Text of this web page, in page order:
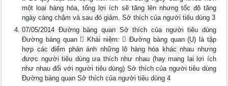
một loại hàng hóa, tổng lợi ích sẽ tăng lên nhưng tốc độ tăng
ngày càng chậm và sau đó giảm. Sở thích của người tiêu dùng 3
07/05/2014 Đường bàng quan Sở thích của người tiêu dùng
Đường bàng quan  Khái niệm:  Đường bàng quan (U) là tập
hợp các điểm phản ánh những lô hàng hóa khác nhau nhưng
được người tiêu dùng ưa thích như nhau (hay mang lại lợi ích
như nhau đối với người tiêu dùng) Sở thích của người tiêu dùng
Đường bàng quan Sở thích của người tiêu dùng 4